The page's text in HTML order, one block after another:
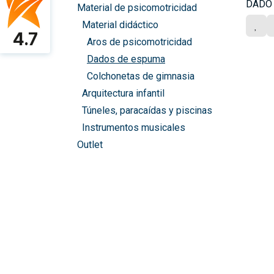
Material de psicomotricidad
Material didáctico
Aros de psicomotricidad
Dados de espuma
Colchonetas de gimnasia
Arquitectura infantil
Túneles, paracaídas y piscinas
Instrumentos musicales
Outlet
4.7